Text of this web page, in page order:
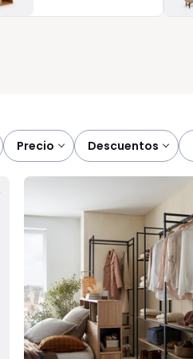
su forma de vivir.
precio descuentos